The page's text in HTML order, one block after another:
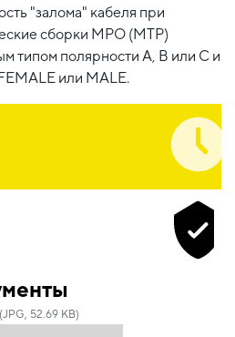
"залома" кабеля при
сборки MPO (MTP)
типом полярности А, В или С и
или MALE.
(JPG, 52.69 KB)